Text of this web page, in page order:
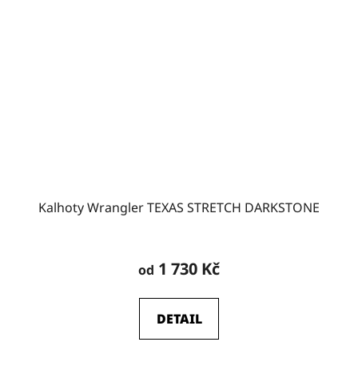
Kalhoty Wrangler TEXAS STRETCH DARKSTONE
hodnocení
produktu
je
5,0
od 1 730 Kč
DETAIL